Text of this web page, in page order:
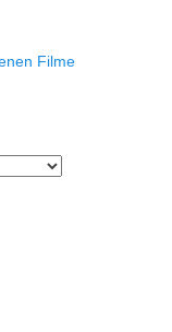
Filme